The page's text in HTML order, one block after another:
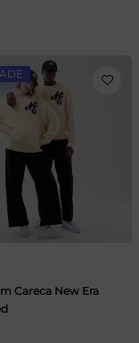
Careca New Era